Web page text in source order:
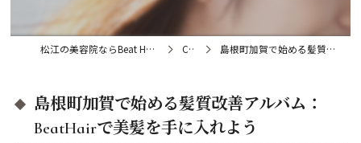
松江の美容院ならBeat Hair（ビートヘアー）髪質改善特化型サロン Column 島根町加賀で始める髪質改善アルバム：BeatHairで美髪を手に入れよう
島根町加賀で始める髪質改善アルバム：
BeatHairで美髪を手に入れよう